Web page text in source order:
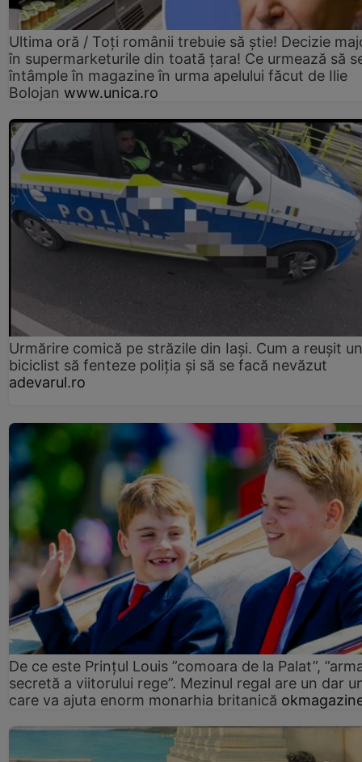
Ultima oră / Toți românii trebuie să știe! Decizie
în supermarketurile din toată țara! Ce urmează să
întâmple în magazine în urma apelului făcut de Ilie
Bolojan www.unica.ro
Urmărire comică pe străzile din Iași. Cum a reușit un
biciclist să fenteze poliția și să se facă nevăzut
adevarul.ro
De ce este Prințul Louis ”comoara de la Palat”,
secretă a viitorului rege”. Mezinul regal are un dar
care va ajuta enorm monarhia britanică